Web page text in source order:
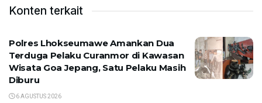
Konten terkait
Polres Lhokseumawe Amankan Dua
Terduga Pelaku Curanmor di Kawasan
Wisata Goa Jepang, Satu Pelaku Masih
Diburu
6 AGUSTUS 2026